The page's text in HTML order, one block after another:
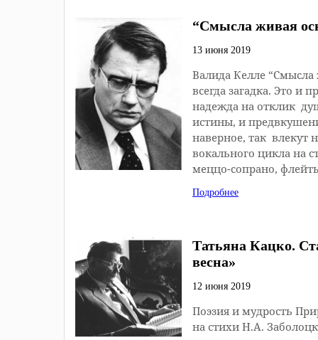
“Смысла живая
13 июня 2019
Валида Келле
всегда загадка. Это и
надежда на отклик
истины, и
наверное, так влекут
вокального цикла на
меццо-сопрано,
Подробнее
Татьяна Кацко.
весна»
12 июня 2019
Поэзия и мудрость
на стихи Н.А.